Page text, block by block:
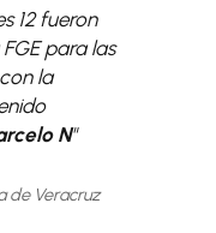
12 fueron
para las
la
N"
de Veracruz